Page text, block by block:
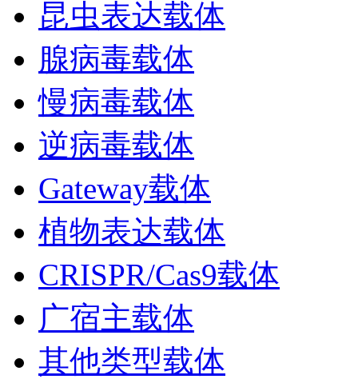
昆虫表达载体
腺病毒载体
慢病毒载体
逆病毒载体
Gateway载体
植物表达载体
CRISPR/Cas9载体
广宿主载体
其他类型载体